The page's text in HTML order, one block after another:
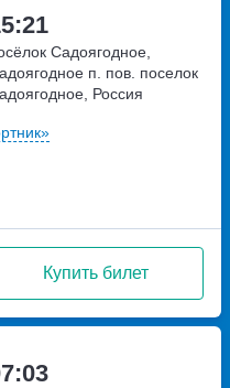
Купить билет
Садоягодное,
п. пов. поселок
Россия